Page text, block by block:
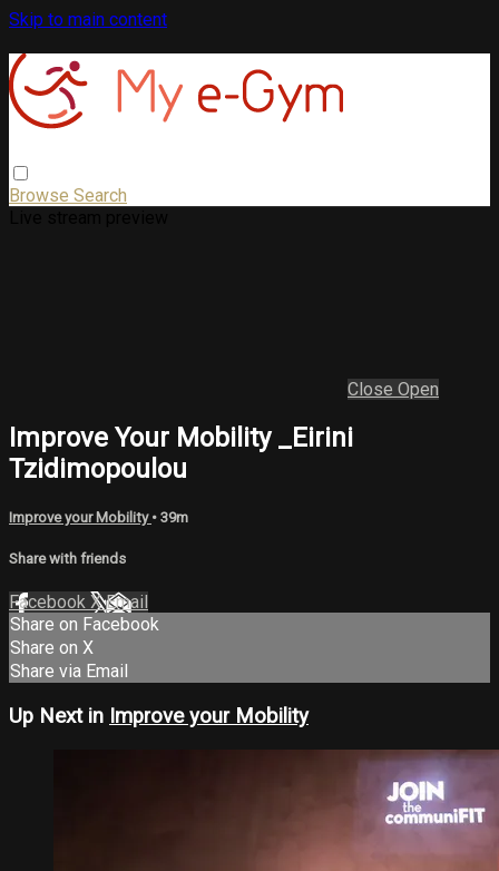
Skip to main content
Browse Search
Close Open
Improve Your Mobility _Eirini
Tzidimopoulou
Improve your Mobility • 39m
Share with friends
Facebook XEmail
Share on Facebook
Share on X
Share via Email
Up Next in Improve your Mobility